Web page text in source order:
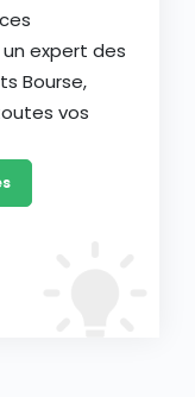
expert des
Bourse,
vos